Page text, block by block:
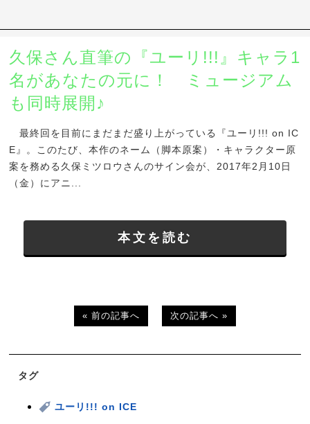
久保さん直筆の『ユーリ!!!』キャラ1
名があなたの元に！ ミュージアム
も同時展開♪
最終回を目前にまだまだ盛り上がっている『ユーリ!!! on IC
E』。このたび、本作のネーム（脚本原案）・キャラクター原
案を務める久保ミツロウさんのサイン会が、2017年2月10日
（金）にアニ...
本文を読む
« 前の記事へ 次の記事へ »
タグ
ユーリ!!! on ICE